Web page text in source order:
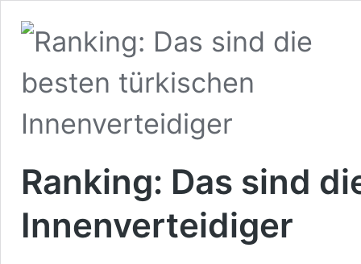
Ranking: Das sind
Innenverteidiger